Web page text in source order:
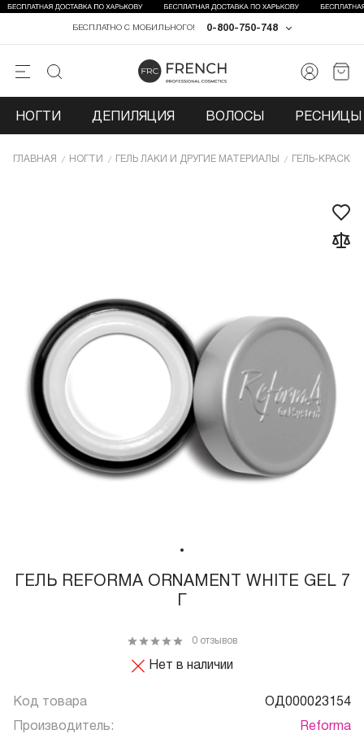
0-800-750-748
БЕСПЛАТНО С МОБИЛЬНОГО!
НОГТИ ДЕПИЛЯЦИЯ ВОЛОСЫ РЕСНИЦЫ
ГЛАВНАЯ НОГТИ ГЕЛЬ ЛАКИ И ДРУГИЕ МАТЕРИАЛЫ ГЕЛЬ-КРАСКИ
ГЕЛЬ REFORMA ORNAMENT WHITE GEL 7
Нет в наличии
0 отзывов
Код товара ОД000023154
Производитель: Reforma